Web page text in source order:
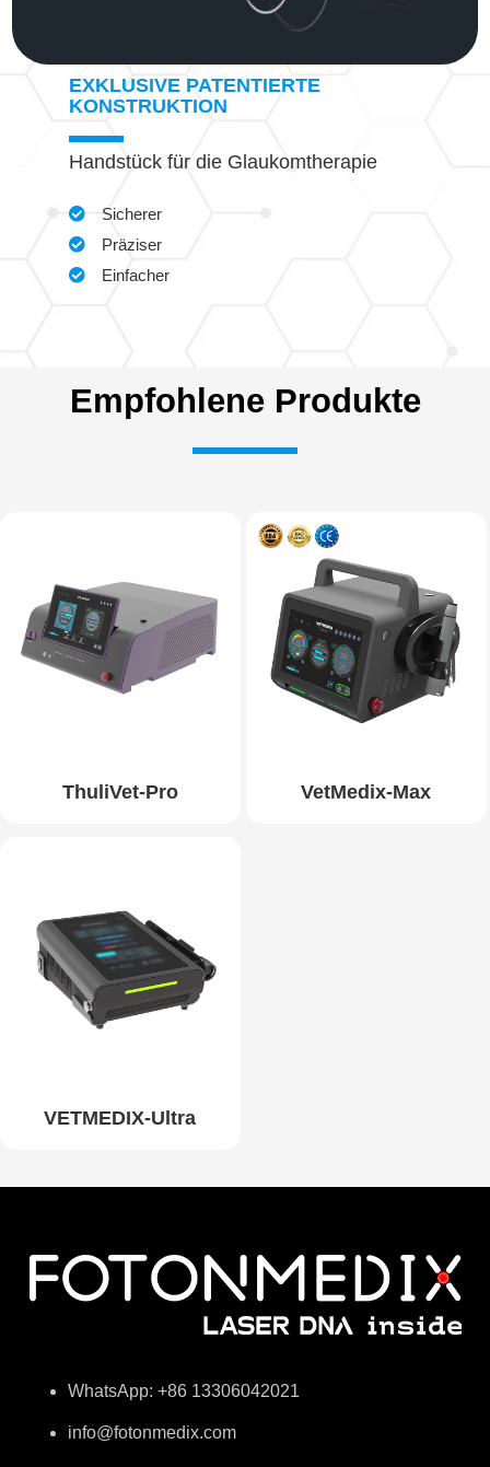
EXKLUSIVE PATENTIERTE
KONSTRUKTION
Handstück für die Glaukomtherapie
Sicherer
Präziser
Einfacher
Empfohlene Produkte
ThuliVet-Pro VetMedix-Max
VETMEDIX-Ultra
WhatsApp: +86 13306042021
info@fotonmedix.com